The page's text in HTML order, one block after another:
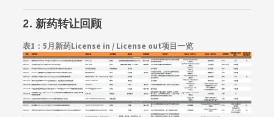
2. 新药转让回顾
表1：5月新药License in / License out项目一览